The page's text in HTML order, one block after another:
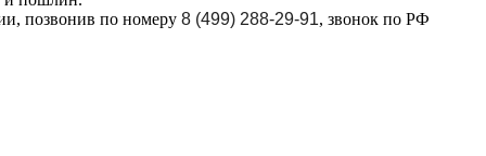
позвонив по номеру 8 (499) 288-29-91, звонок по РФ